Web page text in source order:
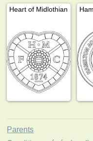
Heart of Midlothian
Parents